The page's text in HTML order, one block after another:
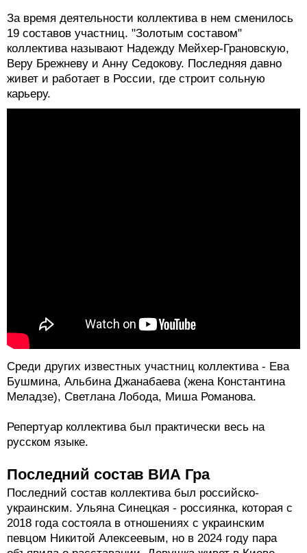
За время деятельности коллектива в нем сменилось
19 составов участниц. "Золотым составом"
коллектива называют Надежду Мейхер-Грановскую,
Веру Брежневу и Анну Седокову. Последняя давно
живет и работает в России, где строит сольную
карьеру.
Среди других известных участниц коллектива - Ева
Бушмина, Альбина Джанабаева (жена Константина
Меладзе), Светлана Лобода, Миша Романова.
Репертуар коллектива был практически весь на
русском языке.
Последний состав ВИА Гра
Последний состав коллектива был российско-
украинским. Ульяна Синецкая - россиянка, которая с
2018 года состояла в отношениях с украинским
певцом Никитой Алексеевым, но в 2024 году пара